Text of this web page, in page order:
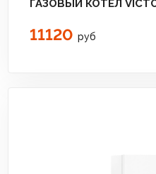
ГАЗОВЫЙ КОТЕЛ
11120 руб